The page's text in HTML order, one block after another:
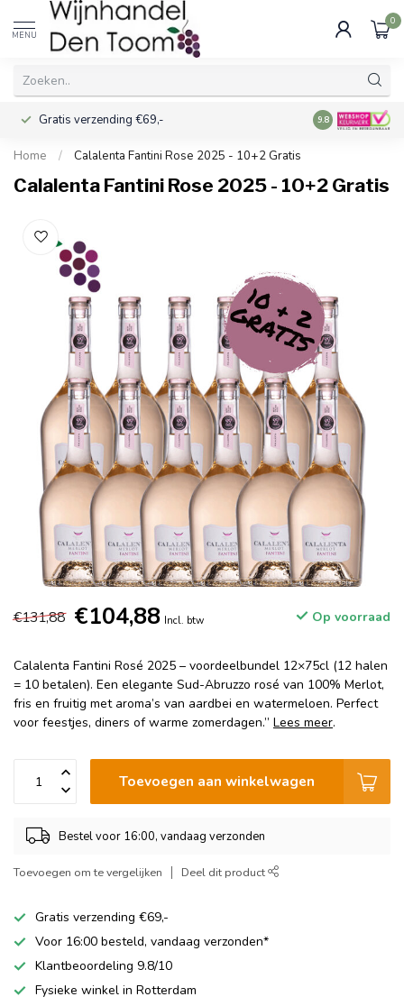
MENU
0
Gratis verzending €69,- Voor 16:00
9.8
Home / Calalenta Fantini Rose 2025 - 10+2 Gratis
Calalenta Fantini Rose 2025 - 10+2 Gratis
€131,88 €104,88 Incl. btw Op voorraad
Calalenta Fantini Rosé 2025 – voordeelbundel 12×75cl (12 halen
= 10 betalen). Een elegante Sud-Abruzzo rosé van 100% Merlot,
fris en fruitig met aroma’s van aardbei en watermeloen. Perfect
voor feestjes, diners of warme zomerdagen.” Lees meer.
Toevoegen aan winkelwagen
Bestel voor 16:00, vandaag verzonden
Toevoegen om te vergelijken Deel dit product
Gratis verzending €69,-
Voor 16:00 besteld, vandaag verzonden*
Klantbeoordeling 9.8/10
Fysieke winkel in Rotterdam